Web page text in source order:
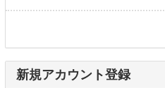
新規アカウント登録